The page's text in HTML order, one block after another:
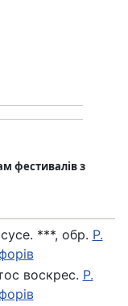
фестивалів з
***, обр. Р.
воскрес. Р.